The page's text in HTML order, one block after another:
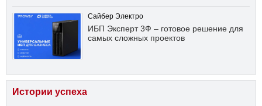
Сайбер Электро
ИБП Эксперт 3Ф – готовое решение для
самых сложных проектов
Истории успеха